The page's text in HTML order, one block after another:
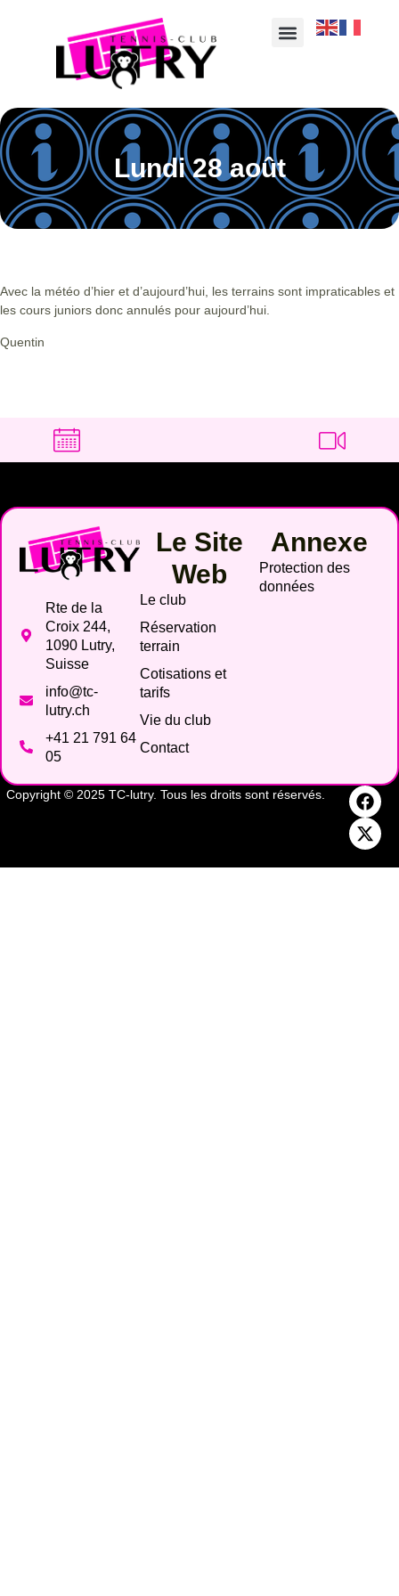
Lundi 28 août
Avec la météo d’hier et d’aujourd’hui, les terrains sont impraticables et
les cours juniors donc annulés pour aujourd’hui.
Quentin
Rte de la
Croix 244,
1090 Lutry,
Suisse
info@tc-
lutry.ch
+41 21 791 64
05
Le Site
Web
Le club
Réservation
terrain
Cotisations et
tarifs
Vie du club
Contact
Annexe
Protection des
données
Copyright © 2025 TC-lutry. Tous les droits sont réservés.